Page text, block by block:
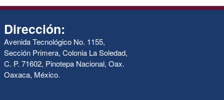
Dirección:
Avenida Tecnológico No. 1155,
Sección Primera, Colonia La Soledad,
C. P. 71602, Pinotepa Nacional, Oax.
Oaxaca, México.